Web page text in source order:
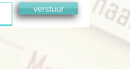
verstuur